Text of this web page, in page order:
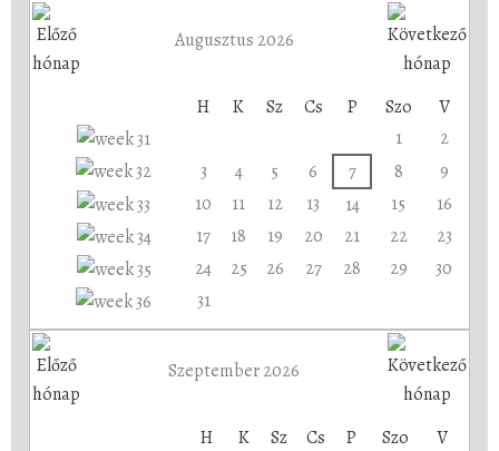
Augusztus 2026
H K Sz Cs P Szo
V
1
2
3
4 5 6 7 8
9
10
11 12 13 14 15
16
17
18 19 20 21 22
23
24
25 26 27 28 29
30
31
Szeptember 2026
H K Sz Cs P Szo
V